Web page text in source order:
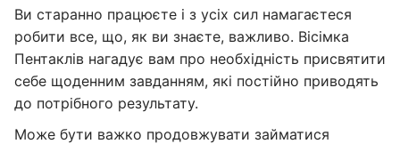
Ви старанно працюєте і з усіх сил намагаєтеся
робити все, що, як ви знаєте, важливо. Вісімка
Пентаклів нагадує вам про необхідність присвятити
себе щоденним завданням, які постійно приводять
до потрібного результату.
Може бути важко продовжувати займатися